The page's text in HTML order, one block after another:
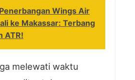
Penerbangan Wings Air
ke Makassar: Terbang
ATR!
melewati waktu